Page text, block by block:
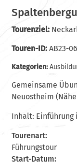
Tourenziel:
Touren-ID:AB23-06
Kategorien:
Gemeinsame
Neuostheim
Inhalt: Einführung
Tourenart:
Führungstour
Start-Datum: